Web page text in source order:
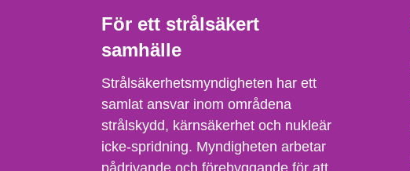
För ett strålsäkert
samhälle
Strålsäkerhetsmyndigheten har ett
samlat ansvar inom områdena
strålskydd, kärnsäkerhet och nukleär
icke-spridning. Myndigheten arbetar
pådrivande och förebyggande för att